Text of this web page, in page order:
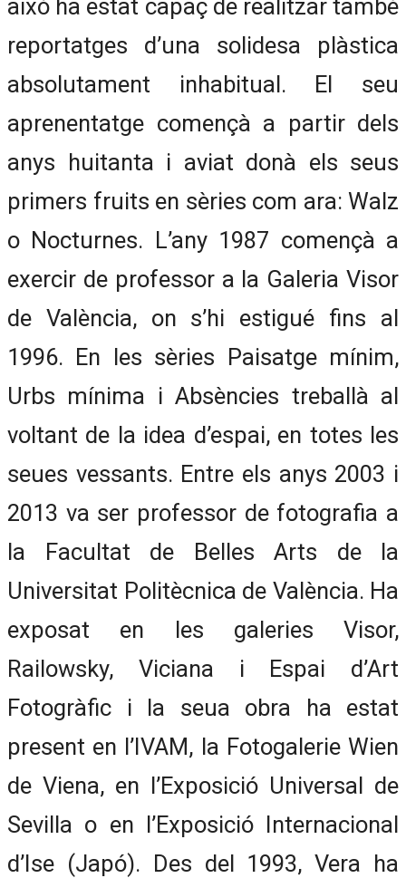
això ha estat capaç de realitzar també
reportatges d’una solidesa plàstica
absolutament inhabitual. El seu
aprenentatge començà a partir dels
anys huitanta i aviat donà els seus
primers fruits en sèries com ara: Walz
o Nocturnes. L’any 1987 començà a
exercir de professor a la Galeria Visor
de València, on s’hi estigué fins al
1996. En les sèries Paisatge mínim,
Urbs mínima i Absències treballà al
voltant de la idea d’espai, en totes les
seues vessants. Entre els anys 2003 i
2013 va ser professor de fotografia a
la Facultat de Belles Arts de la
Universitat Politècnica de València. Ha
exposat en les galeries Visor,
Railowsky, Viciana i Espai d’Art
Fotogràfic i la seua obra ha estat
present en l’IVAM, la Fotogalerie Wien
de Viena, en l’Exposició Universal de
Sevilla o en l’Exposició Internacional
d’Ise (Japó). Des del 1993, Vera ha